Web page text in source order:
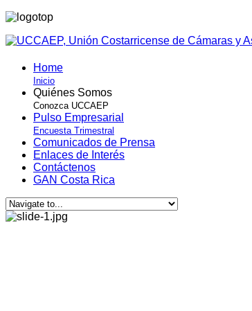
Home
Inicio
Quiénes Somos
Conozca UCCAEP
Pulso Empresarial
Encuesta Trimestral
Comunicados de Prensa
Enlaces de Interés
Contáctenos
GAN Costa Rica